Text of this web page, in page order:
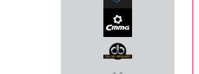
SAVIOR EQUIPMENT
CMMG